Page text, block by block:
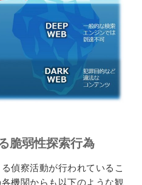
脆弱性探索行為
偵察活動が行われているこ
機関からも以下のような観